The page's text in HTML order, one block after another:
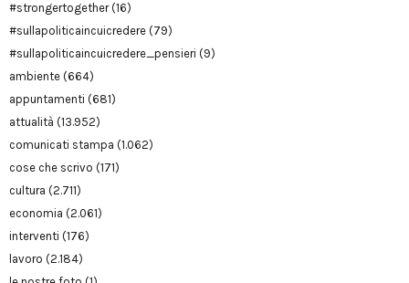
#strongertogether(16)
#sullapoliticaincuicredere (79)
#sullapoliticaincuicredere_pensieri (9)
ambiente (664)
appuntamenti (681)
attualità (13.952)
comunicati stampa (1.062)
cose che scrivo (171)
cultura (2.711)
economia (2.061)
interventi (176)
lavoro (2.184)